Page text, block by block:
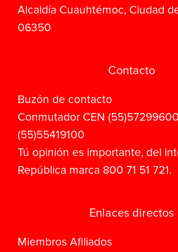
Alcaldía Cuauhtémoc, Ciudad
06350
Contacto
Buzón de contacto
Conmutador CEN
(55)55419100
Tú opinión es importante, del
República marca 800 71 51 721.
Enlaces directos
Miembros Afiliados